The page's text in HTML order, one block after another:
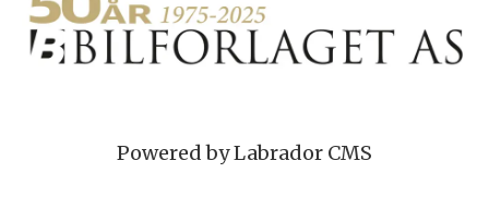
Powered by Labrador CMS